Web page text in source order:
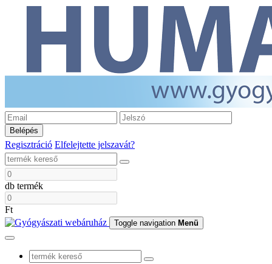
Belépés
Regisztráció Elfelejtette jelszavát?
db termék
Ft
Toggle navigation Menü